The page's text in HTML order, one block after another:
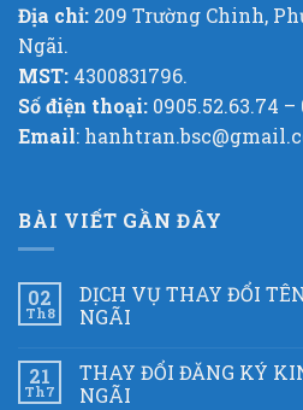
Địa chỉ: 209 Trường Chinh,
Ngãi.
MST: 4300831796.
Số điện thoại: 0905.52.63.74 –
Email:
BÀI VIẾT GẦN ĐÂY
02
Th8
DỊCH VỤ THAY ĐỔI
NGÃI
21
Th7
THAY ĐỔI ĐĂNG KÝ
NGÃI